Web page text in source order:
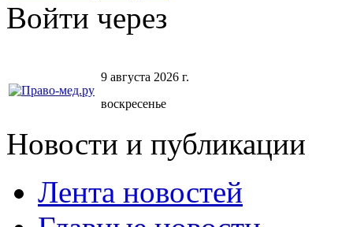
Войти через
9 августа 2026 г.
воскресенье
Новости и публикации
Лента новостей